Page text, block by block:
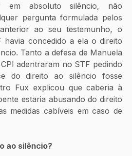
em absoluto silêncio, não
pergunta formulada pelos
ao seu testemunho, o
havia concedido a ela o direito
Tanto a defesa de Manuela
adentraram no STF pedindo
do direito ao silêncio fosse
Fux explicou que caberia à
estaria abusando do direito
medidas cabíveis em caso de
ao silêncio?